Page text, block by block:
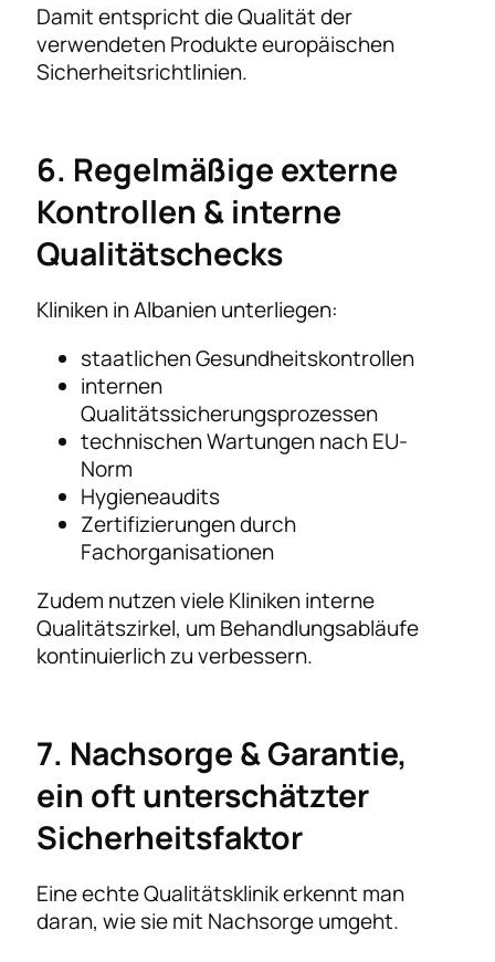
Damit entspricht die Qualität der
verwendeten Produkte europäischen
Sicherheitsrichtlinien.
6. Regelmäßige externe
Kontrollen & interne
Qualitätschecks
Kliniken in Albanien unterliegen:
staatlichen Gesundheitskontrollen
internen
Qualitätssicherungsprozessen
technischen Wartungen nach EU-
Norm
Hygieneaudits
Zertifizierungen durch
Fachorganisationen
Zudem nutzen viele Kliniken interne
Qualitätszirkel, um Behandlungsabläufe
kontinuierlich zu verbessern.
7. Nachsorge & Garantie,
ein oft unterschätzter
Sicherheitsfaktor
Eine echte Qualitätsklinik erkennt man
daran, wie sie mit Nachsorge umgeht.